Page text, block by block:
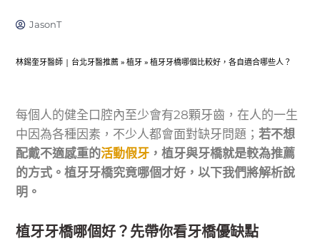
JasonT
林錫奎牙醫師 | 台北牙醫推薦 » 植牙 » 植牙牙橋哪個比較好，各自適合哪些人？
每個人的健全口腔內至少會有28顆牙齒，在人的一生
中因為各種因素，不少人都會面對缺牙問題；若不想
配戴不適感重的活動假牙 ，植牙與牙橋就是較為推薦
的方式。植牙牙橋究竟哪個才好，以下我們將解析說
明。
植牙牙橋哪個好？先帶你看牙橋優缺點